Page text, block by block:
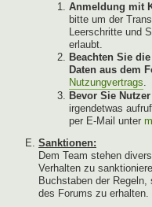
Anmeldung mit
bitte um der
Leerschritte und
erlaubt.
Beachten Sie
Daten aus dem
Nutzungvertrags.
Bevor Sie
irgendetwas
per E-Mail unter
Sanktionen:
Dem Team stehen
Verhalten zu
Buchstaben der
des Forums zu